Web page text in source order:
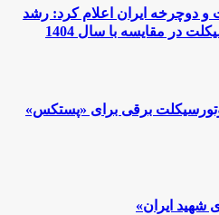
ایران اعلام کرد: رشد
دستگاه موتورسیکلت برقی برای «پستکس»
شهید ایران»